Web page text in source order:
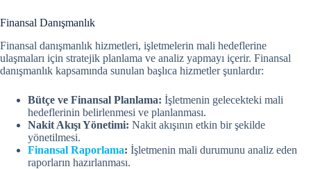
Finansal Danışmanlık
Finansal danışmanlık hizmetleri, işletmelerin mali hedeflerine
ulaşmaları için stratejik planlama ve analiz yapmayı içerir. Finansal
danışmanlık kapsamında sunulan başlıca hizmetler şunlardır:
Bütçe ve Finansal Planlama: İşletmenin gelecekteki mali
hedeflerinin belirlenmesi ve planlanması.
Nakit Akışı Yönetimi: Nakit akışının etkin bir şekilde
yönetilmesi.
Finansal Raporlama: İşletmenin mali durumunu analiz eden
raporların hazırlanması.